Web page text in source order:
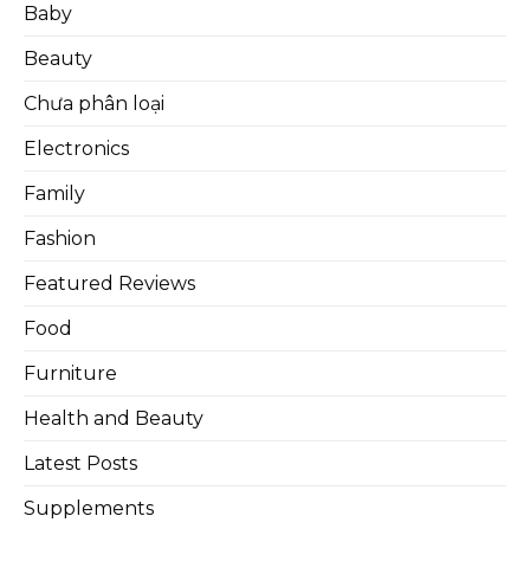
Baby
Beauty
Chưa phân loại
Electronics
Family
Fashion
Featured Reviews
Food
Furniture
Health and Beauty
Latest Posts
Supplements